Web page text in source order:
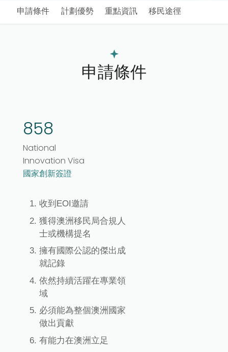
申請條件 計劃優勢 重點資訊 移民途徑
申請條件
858
National
Innovation Visa
國家創新簽證
收到EOI邀請
獲得澳洲移民局合規人
士或機構提名
擁有國際公認的傑出成
就記錄
依然持續活躍在專業領
域
必須能為整個澳洲國家
做出貢獻
有能力在澳洲立足